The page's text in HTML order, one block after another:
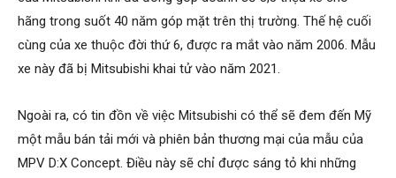
hãng trong suốt 40 năm góp mặt trên thị trường. Thế hệ cuối
cùng của xe thuộc đời thứ 6, được ra mắt vào năm 2006. Mẫu
xe này đã bị Mitsubishi khai tử vào năm 2021.
Ngoài ra, có tin đồn về việc Mitsubishi có thể sẽ đem đến Mỹ
một mẫu bán tải mới và phiên bản thương mại của mẫu của
MPV D:X Concept. Điều này sẽ chỉ được sáng tỏ khi những